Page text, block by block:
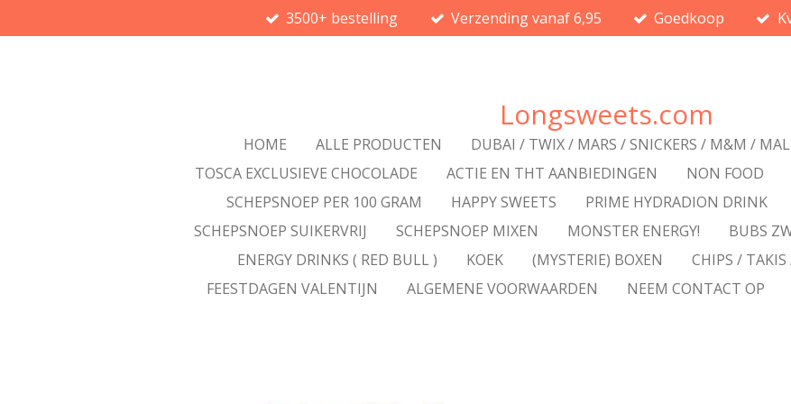
direct
3500+ bestelling Verzending vanaf 6,95 Goedkoop
Longsweets.com
HOME ALLE PRODUCTEN
DUBAI / TWIX / MARS / SNICKERS / M&M /
TOSCA EXCLUSIEVE CHOCOLADE
ACTIE EN THT AANBIEDINGEN NON FOOD
SCHEPSNOEP PER 100 GRAM
HAPPY SWEETS PRIME HYDRADION DRINK
SCHEPSNOEP SUIKERVRIJ
SCHEPSNOEP MIXEN MONSTER ENERGY! BUBS
ENERGY DRINKS ( RED BULL )
KOEK (MYSTERIE) BOXEN
CHIPS / TAKIS
FEESTDAGEN VALENTIJN
ALGEMENE VOORWAARDEN NEEM CONTACT OP